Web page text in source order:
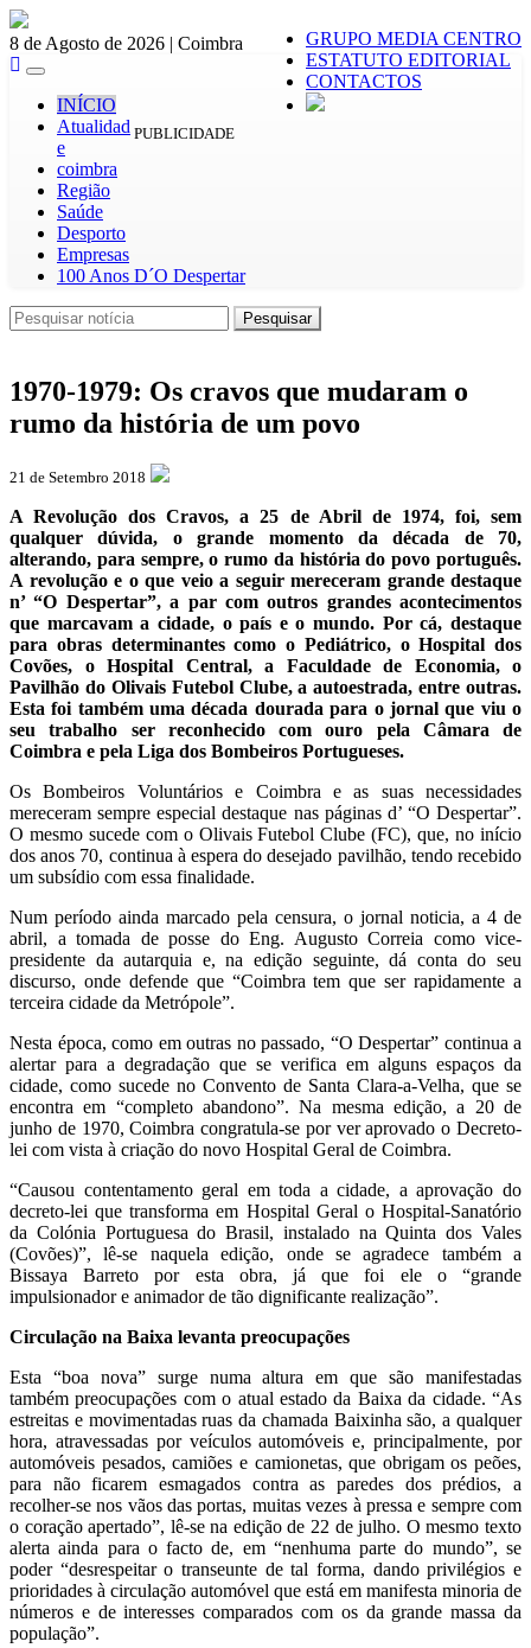
GRUPO MEDIA CENTRO
ESTATUTO EDITORIAL
CONTACTOS
8 de Agosto de 2026 | Coimbra
PUBLICIDADE
Toggle
navigation
INÍCIO
Atualidad
e
coimbra
Região
Saúde
Desporto
Empresas
100 Anos D´O Despertar
Pesquisar
Pesquisar
1970-1979: Os cravos que mudaram o
rumo da história de um povo
21 de Setembro 2018
A Revolução dos Cravos, a 25 de Abril de 1974, foi, sem
qualquer dúvida, o grande momento da década de 70,
alterando, para sempre, o rumo da história do povo português.
A revolução e o que veio a seguir mereceram grande destaque
n’ “O Despertar”, a par com outros grandes acontecimentos
que marcavam a cidade, o país e o mundo. Por cá, destaque
para obras determinantes como o Pediátrico, o Hospital dos
Covões, o Hospital Central, a Faculdade de Economia, o
Pavilhão do Olivais Futebol Clube, a autoestrada, entre outras.
Esta foi também uma década dourada para o jornal que viu o
seu trabalho ser reconhecido com ouro pela Câmara de
Coimbra e pela Liga dos Bombeiros Portugueses.
Os Bombeiros Voluntários e Coimbra e as suas necessidades
mereceram sempre especial destaque nas páginas d’ “O Despertar”.
O mesmo sucede com o Olivais Futebol Clube (FC), que, no início
dos anos 70, continua à espera do desejado pavilhão, tendo recebido
um subsídio com essa finalidade.
Num período ainda marcado pela censura, o jornal noticia, a 4 de
abril, a tomada de posse do Eng. Augusto Correia como vice-
presidente da autarquia e, na edição seguinte, dá conta do seu
discurso, onde defende que “Coimbra tem que ser rapidamente a
terceira cidade da Metrópole”.
Nesta época, como em outras no passado, “O Despertar” continua a
alertar para a degradação que se verifica em alguns espaços da
cidade, como sucede no Convento de Santa Clara-a-Velha, que se
encontra em “completo abandono”. Na mesma edição, a 20 de
junho de 1970, Coimbra congratula-se por ver aprovado o Decreto-
lei com vista à criação do novo Hospital Geral de Coimbra.
“Causou contentamento geral em toda a cidade, a aprovação do
decreto-lei que transforma em Hospital Geral o Hospital-Sanatório
da Colónia Portuguesa do Brasil, instalado na Quinta dos Vales
(Covões)”, lê-se naquela edição, onde se agradece também a
Bissaya Barreto por esta obra, já que foi ele o “grande
impulsionador e animador de tão dignificante realização”.
Circulação na Baixa levanta preocupações
Esta “boa nova” surge numa altura em que são manifestadas
também preocupações com o atual estado da Baixa da cidade. “As
estreitas e movimentadas ruas da chamada Baixinha são, a qualquer
hora, atravessadas por veículos automóveis e, principalmente, por
automóveis pesados, camiões e camionetas, que obrigam os peões,
para não ficarem esmagados contra as paredes dos prédios, a
recolher-se nos vãos das portas, muitas vezes à pressa e sempre com
o coração apertado”, lê-se na edição de 22 de julho. O mesmo texto
alerta ainda para o facto de, em “nenhuma parte do mundo”, se
poder “desrespeitar o transeunte de tal forma, dando privilégios e
prioridades à circulação automóvel que está em manifesta minoria de
números e de interesses comparados com os da grande massa da
população”.